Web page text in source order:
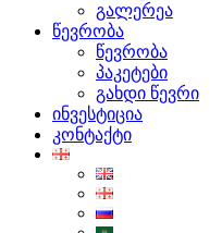
გალერეა
წევრობა
წევრობა
პაკეტები
გახდი წევრი
ინვესტიცია
კონტაქტი